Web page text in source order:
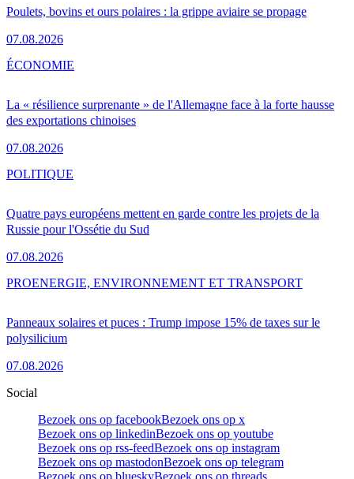
Poulets, bovins et ours polaires : la grippe aviaire se propage
07.08.2026
La « résilience surprenante » de l'Allemagne face à la forte hausse
des exportations chinoises
07.08.2026
ÉCONOMIE
Quatre pays européens mettent en garde contre les projets de la
Russie pour l'Ossétie du Sud
07.08.2026
POLITIQUE
Panneaux solaires et puces : Trump impose 15% de taxes sur le
polysilicium
07.08.2026
PROENERGIE, ENVIRONNEMENT ET TRANSPORT
Social
Bezoek ons op facebookBezoek ons op x
Bezoek ons op linkedinBezoek ons op youtube
Bezoek ons op rss-feedBezoek ons op instagram
Bezoek ons op mastodonBezoek ons op telegram